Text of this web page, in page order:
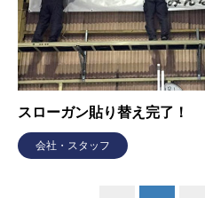
スローガン貼り替え完了！
会社・スタッフ